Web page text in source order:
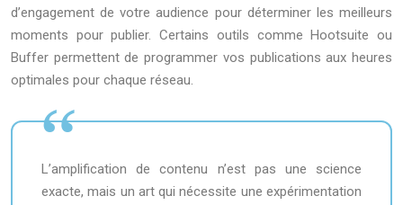
d’engagement de votre audience pour déterminer les meilleurs
moments pour publier. Certains outils comme Hootsuite ou
Buffer permettent de programmer vos publications aux heures
optimales pour chaque réseau.
L’amplification de contenu n’est pas une science
exacte, mais un art qui nécessite une expérimentation